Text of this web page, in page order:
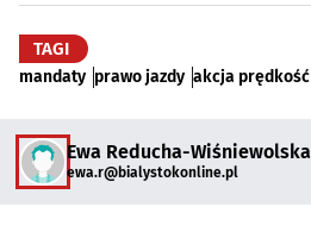
TAGI
mandaty prawo jazdy akcja prędkość
Ewa Reducha-Wiśniewolska
ewa.r@bialystokonline.pl